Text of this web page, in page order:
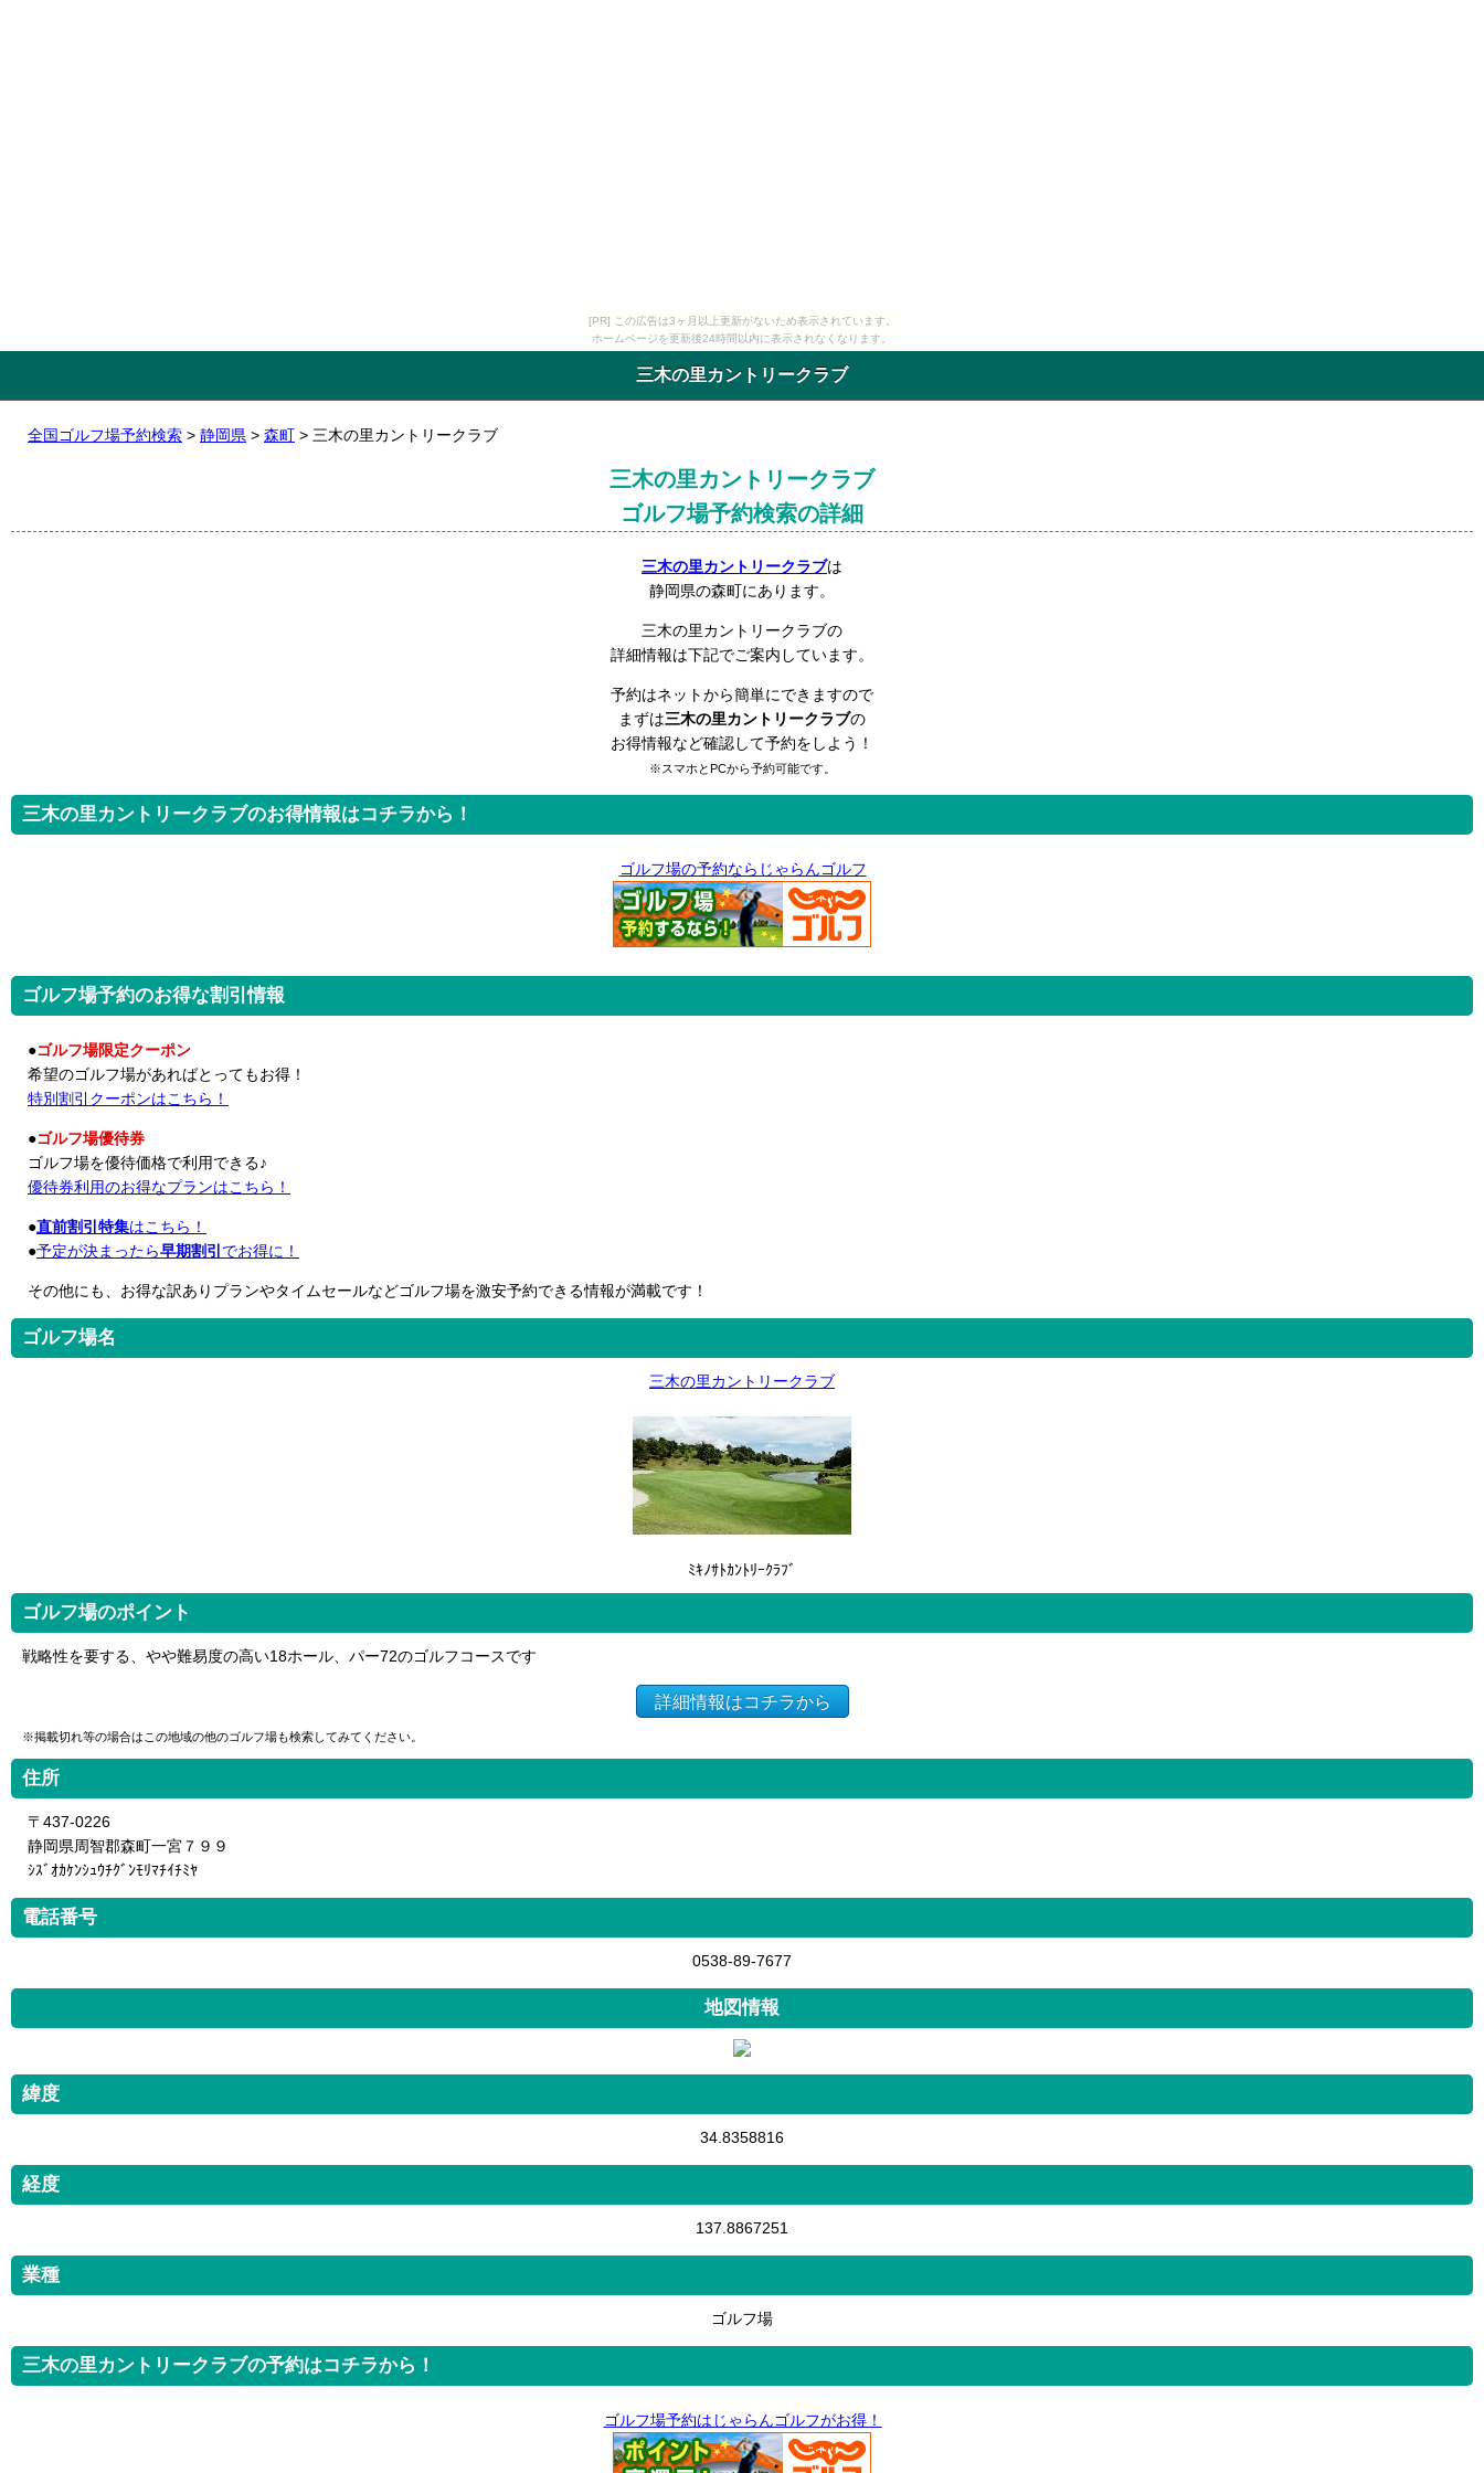
[PR] この広告は3ヶ月以上更新がないため表示されています。
ホームページを更新後24時間以内に表示されなくなります。
三木の里カントリークラブ
全国ゴルフ場予約検索 > 静岡県 > 森町 > 三木の里カントリークラブ
三木の里カントリークラブ
ゴルフ場予約検索の詳細
三木の里カントリークラブは
静岡県の森町にあります。
三木の里カントリークラブの
詳細情報は下記でご案内しています。
予約はネットから簡単にできますので
まずは三木の里カントリークラブの
お得情報など確認して予約をしよう！
※スマホとPCから予約可能です。
三木の里カントリークラブのお得情報はコチラから！
ゴルフ場の予約ならじゃらんゴルフ
ゴルフ場予約のお得な割引情報
●ゴルフ場限定クーポン
希望のゴルフ場があればとってもお得！
特別割引クーポンはこちら！
●ゴルフ場優待券
ゴルフ場を優待価格で利用できる♪
優待券利用のお得なプランはこちら！
●直前割引特集はこちら！
●予定が決まったら早期割引 でお得に！
その他にも、お得な訳ありプランやタイムセールなどゴルフ場を激安予約できる情報が満載です！
ゴルフ場名
三木の里カントリークラブ
ﾐｷﾉｻﾄｶﾝﾄﾘｰｸﾗﾌﾞ
ゴルフ場のポイント
戦略性を要する、やや難易度の高い18ホール、パー72のゴルフコースです
詳細情報はコチラから
※掲載切れ等の場合はこの地域の他のゴルフ場も検索してみてください。
住所
〒437-0226
静岡県周智郡森町一宮７９９
ｼｽﾞｵｶｹﾝｼｭｳﾁｸﾞﾝﾓﾘﾏﾁｲﾁﾐﾔ
電話番号
0538-89-7677
地図情報
緯度
34.8358816
経度
137.8867251
業種
ゴルフ場
三木の里カントリークラブの予約はコチラから！
ゴルフ場予約はじゃらんゴルフがお得！